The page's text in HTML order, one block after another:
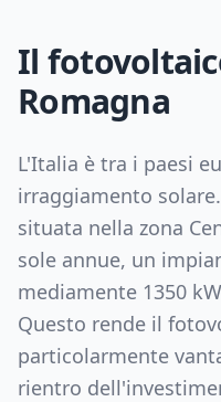
Il
Romagna
L'Italia è tra i paesi
irraggiamento
situata nella zona
sole annue, un
mediamente 1350
Questo rende il
particolarmente
rientro